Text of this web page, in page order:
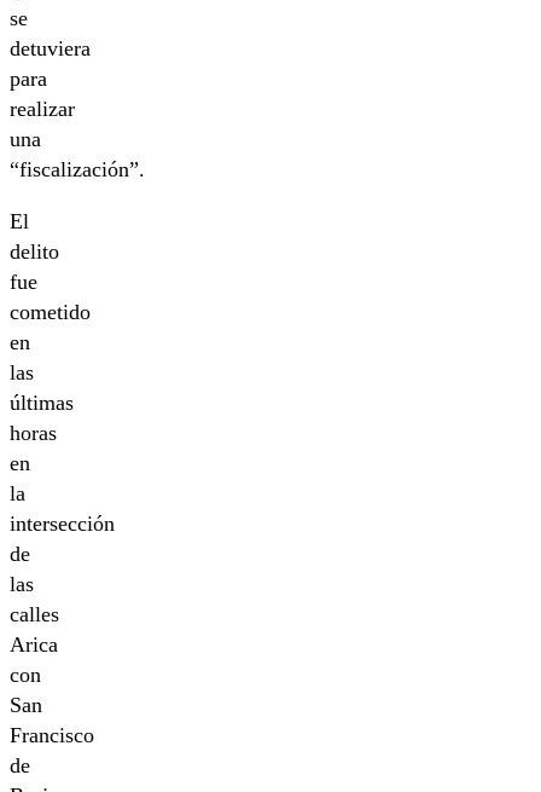
se
detuviera
para
realizar
una
“fiscalización”.
El
delito
fue
cometido
en
las
últimas
horas
en
la
intersección
de
las
calles
Arica
con
San
Francisco
de